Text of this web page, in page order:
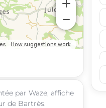
par Waze, affiche
de Bartrès.